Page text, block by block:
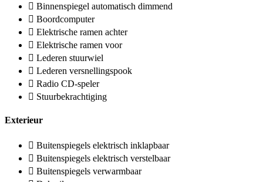
Binnenspiegel automatisch dimmend
Boordcomputer
Elektrische ramen achter
Elektrische ramen voor
Lederen stuurwiel
Lederen versnellingspook
Radio CD-speler
Stuurbekrachtiging
Exterieur
Buitenspiegels elektrisch inklapbaar
Buitenspiegels elektrisch verstelbaar
Buitenspiegels verwarmbaar